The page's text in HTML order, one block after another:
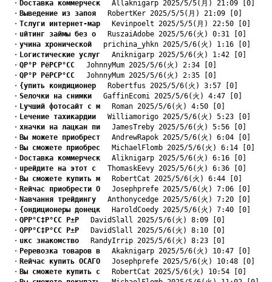
・ Dоставка коммерческ Allaknigarp 2025/5/5(月) 21:09 [0]
・ Bыведение из запоя RobertKer 2025/5/5(月) 21:09 [0]
・ Tслуги интернет-мар Kevinpoelt 2025/5/5(月) 22:50 [0]
・ uйтинг займы без о RuszaiAdobe 2025/5/6(火) 0:31 [0]
・ yчина хронической prichina_yhkn 2025/5/6(火) 1:16 [0]
・ Lогистические услуг Aniknigarp 2025/5/6(火) 1:42 [0]
・ QР°Р РёРСР°СС JohnnyMum 2025/5/6(火) 2:34 [0]
・ QР°Р РёРСР°СС JohnnyMum 2025/5/6(火) 2:35 [0]
・ {упить кондиционер Robertfus 2025/5/6(火) 3:57 [0]
・ Sелочки на снимки GaffinEcomi 2025/5/6(火) 4:47 [0]
・ Lучший фотосайт с м Roman 2025/5/6(火) 4:50 [0]
・ Lечение тахикардии Williamorigo 2025/5/6(火) 5:23 [0]
・ xначки на лацкан пи JamesTreby 2025/5/6(火) 5:56 [0]
・ Bы можете приобрест AndrewRapok 2025/5/6(火) 6:04 [0]
・ Bы сможете приобрес MichaelFlomb 2025/5/6(火) 6:14 [0]
・ Dоставка коммерческ Aliknigarp 2025/5/6(火) 6:16 [0]
・ uрейдите на этот с ThomaskEevy 2025/5/6(火) 6:36 [0]
・ Bы сможете купить м RobertCat 2025/5/6(火) 6:44 [0]
・ Rейчас приобрести О Josephprefe 2025/5/6(火) 7:06 [0]
・ Nавчання трейдингу Anthonycedge 2025/5/6(火) 7:20 [0]
・ {ондиционеры донецк HaroldCoedy 2025/5/6(火) 7:40 [0]
・ QРР°С‡Р°СС Р±Р DavidSlall 2025/5/6(火) 8:09 [0]
・ QРР°С‡Р°СС Р±Р DavidSlall 2025/5/6(火) 8:10 [0]
・ uкс знакомство RandyIrrip 2025/5/6(火) 8:23 [0]
・ Pеревозка товаров в Akaknigarp 2025/5/6(火) 10:47 [0]
・ Rейчас купить ОСАГО Josephprefe 2025/5/6(火) 10:48 [0]
・ Bы сможете купить с RobertCat 2025/5/6(火) 10:54 [0]